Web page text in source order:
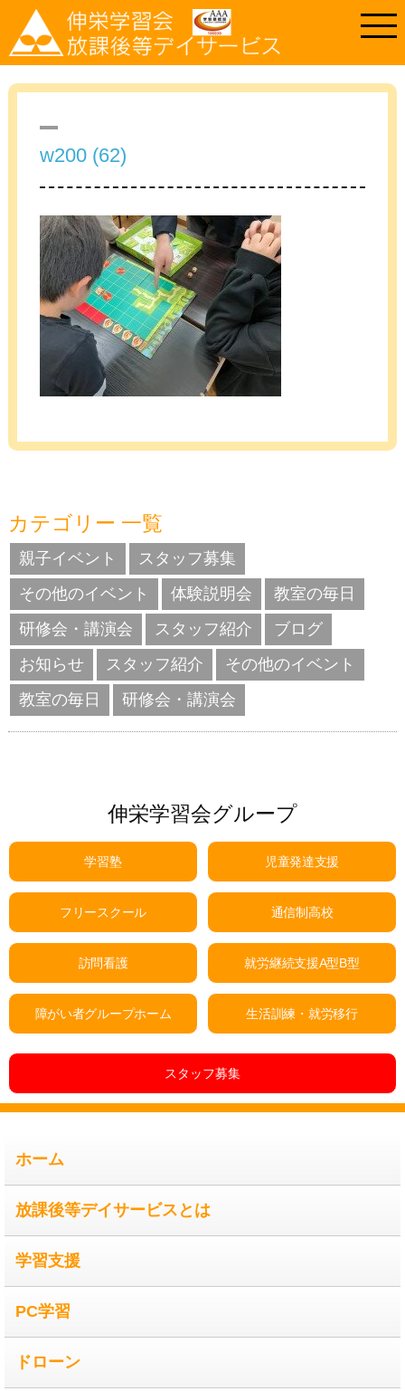
w200 (62)
カテゴリー 一覧
親子イベント
スタッフ募集
その他のイベント
体験説明会
教室の毎日
研修会・講演会
スタッフ紹介
ブログ
お知らせ
スタッフ紹介
その他のイベント
教室の毎日
研修会・講演会
伸栄学習会グループ
学習塾 児童発達支援
フリースクール 通信制高校
訪問看護 就労継続支援A型B型
障がい者グループホーム 生活訓練・就労移行
スタッフ募集
ホーム
放課後等デイサービスとは
学習支援
PC学習
ドローン